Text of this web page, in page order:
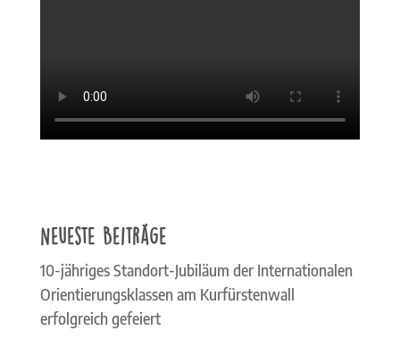
Neueste Beiträge
10-jähriges Standort-Jubiläum der Internationalen
Orientierungsklassen am Kurfürstenwall
erfolgreich gefeiert